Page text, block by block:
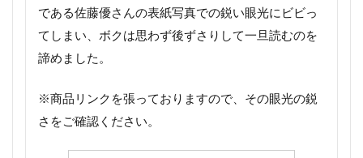
である佐藤優さんの表紙写真での鋭い眼光にビビっ
てしまい、ボクは思わず後ずさりして一旦読むのを
諦めました。
※商品リンクを張っておりますので、その眼光の鋭
さをご確認ください。